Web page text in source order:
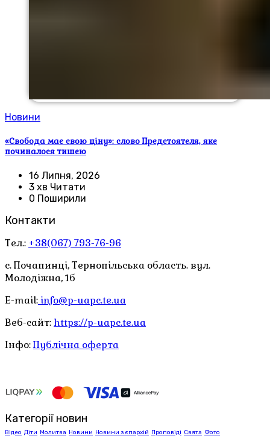
Новини
«Свобода має свою ціну»: слово Предстоятеля, яке
починалося тишею
16 Липня, 2026
3 хв Читати
0 Поширили
Контакти
Тел.: +38(067) 793-76-96
с. Почапинці, Тернопільська область. вул.
Молодіжна, 1б
E-mail: info@p-uapc.te.ua
Веб-сайт: https://p-uapc.te.ua
Інфо:Публічна оферта
Категорії новин
Відео Діти Молитва Новини Новини з єпархій Проповіді Свята Фото